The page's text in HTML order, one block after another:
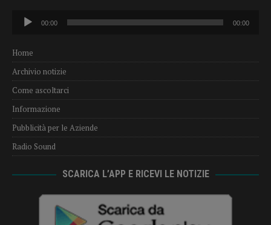
Audio
Player
00:00 00:00
Home
Archivio notizie
Come ascoltarci
Informazione
Pubblicità per le Aziende
Radio Sound
SCARICA L’APP E RICEVI LE NOTIZIE